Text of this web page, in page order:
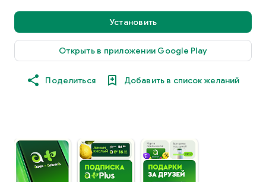
Установить
Открыть в приложении Google Play
Поделиться Добавить в список желаний